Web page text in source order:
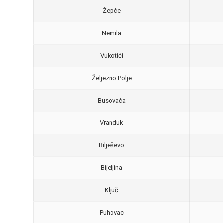
Žepče
Nemila
Vukotići
Željezno Polje
Busovača
Vranduk
Bilješevo
Bijeljina
Ključ
Puhovac